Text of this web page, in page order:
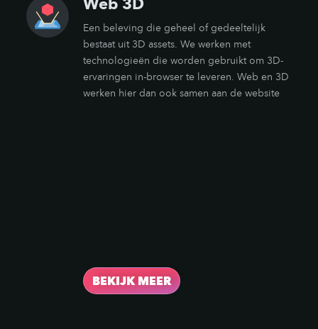
Web 3D
Een beleving die geheel of gedeeltelijk
bestaat uit 3D assets. We werken met
technologieën die worden gebruikt om 3D-
ervaringen in-browser te leveren. Web en 3D
werken hier dan ook samen aan de website
BEKIJK MEER